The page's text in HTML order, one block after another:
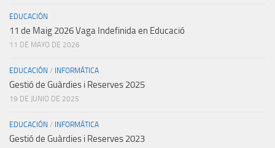
EDUCACIÓN
11 de Maig 2026 Vaga Indefinida en Educació
11 DE MAYO DE 2026
EDUCACIÓN / INFORMÁTICA
Gestió de Guàrdies i Reserves 2025
19 DE JUNIO DE 2025
EDUCACIÓN / INFORMÁTICA
Gestió de Guàrdies i Reserves 2023